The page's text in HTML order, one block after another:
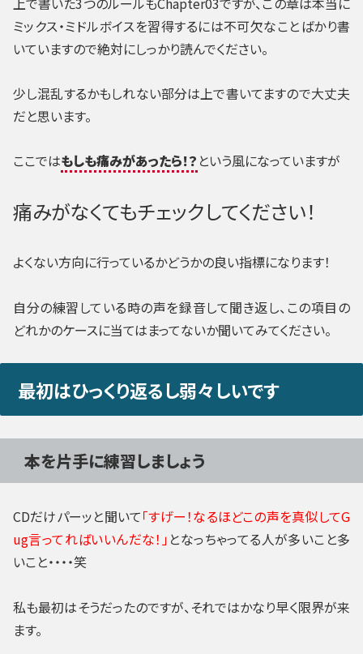
ミックス・ミドルボイスを習得するには不可欠なことばかり書
いていますので絶対にしっかり読んでください。
少し混乱するかもしれない部分は上で書いてますので大丈夫
だと思います。
ここではもしも痛みがあったら！？ という風になっていますが
痛みがなくてもチェックしてください！
よくない方向に行っているかどうかの良い指標になります！
自分の練習している時の声を録音して聞き返し、この項目の
どれかのケースに当てはまってないか聞いてみてください。
最初はひっくり返るし弱々しいです
本を片手に練習しましょう
CDだけパーッと聞いて「すげー！なるほどこの声を真似してG
ug言ってればいいんだな！」 となっちゃってる人が多いこと多
いこと・・・・笑
私も最初はそうだったのですが、それではかなり早く限界が来
ます。